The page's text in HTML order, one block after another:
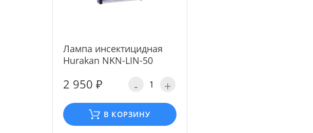
Лампа инсектицидная
Hurakan NKN-LIN-50
2 950 ₽ - +
В КОРЗИНУ